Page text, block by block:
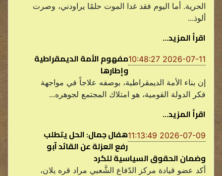
الحرية. أما اليوم فقد غدا الموت حلمًا يراودني، وصرت
ألوذ...
اقرأ المزيد...
2026-07-11 10:48:27
مفهوم الأمة الديمقراطية
وإطارها
إن بناء الأمة الديمقراطية، بوصفه علاجاً في مواجهة
فكر الدولة القومية، هو امتلاك المجتمع لجوهره...
اقرأ المزيد...
2026-07-09 11:13:49
هفال جمال: الحل يتطلب
رفع العزلة عن القائد آبو
وضمان الحقوق السياسية للكرد
أكد عضو قيادة مركز الدّفاع الشَّعبي مراد قره يلان،